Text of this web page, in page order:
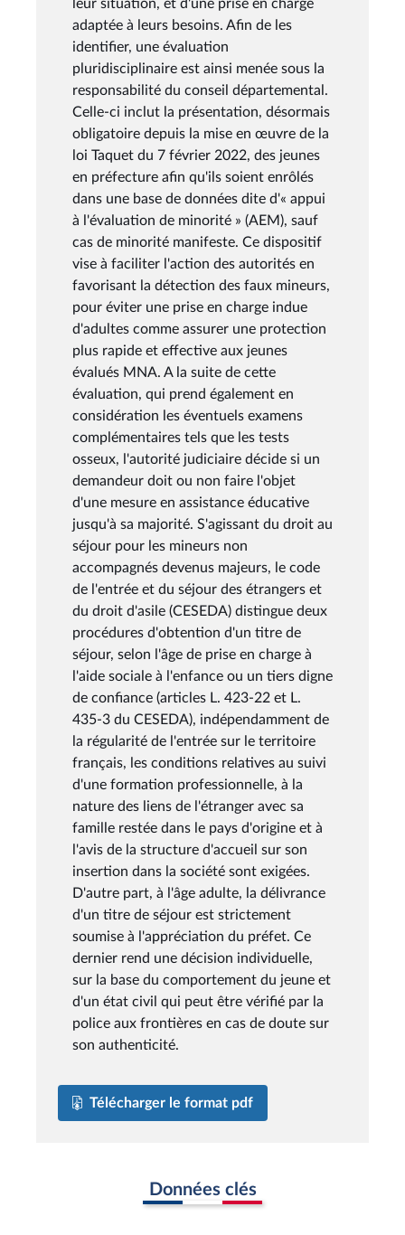
leur situation, et d'une prise en charge
adaptée à leurs besoins. Afin de les
identifier, une évaluation
pluridisciplinaire est ainsi menée sous la
responsabilité du conseil départemental.
Celle-ci inclut la présentation, désormais
obligatoire depuis la mise en œuvre de la
loi Taquet du 7 février 2022, des jeunes
en préfecture afin qu'ils soient enrôlés
dans une base de données dite d'« appui
à l'évaluation de minorité » (AEM), sauf
cas de minorité manifeste. Ce dispositif
vise à faciliter l'action des autorités en
favorisant la détection des faux mineurs,
pour éviter une prise en charge indue
d'adultes comme assurer une protection
plus rapide et effective aux jeunes
évalués MNA. A la suite de cette
évaluation, qui prend également en
considération les éventuels examens
complémentaires tels que les tests
osseux, l'autorité judiciaire décide si un
demandeur doit ou non faire l'objet
d'une mesure en assistance éducative
jusqu'à sa majorité. S'agissant du droit au
séjour pour les mineurs non
accompagnés devenus majeurs, le code
de l'entrée et du séjour des étrangers et
du droit d'asile (CESEDA) distingue deux
procédures d'obtention d'un titre de
séjour, selon l'âge de prise en charge à
l'aide sociale à l'enfance ou un tiers digne
de confiance (articles L. 423-22 et L.
435-3 du CESEDA), indépendamment de
la régularité de l'entrée sur le territoire
français, les conditions relatives au suivi
d'une formation professionnelle, à la
nature des liens de l'étranger avec sa
famille restée dans le pays d'origine et à
l'avis de la structure d'accueil sur son
insertion dans la société sont exigées.
D'autre part, à l'âge adulte, la délivrance
d'un titre de séjour est strictement
soumise à l'appréciation du préfet. Ce
dernier rend une décision individuelle,
sur la base du comportement du jeune et
d'un état civil qui peut être vérifié par la
police aux frontières en cas de doute sur
son authenticité.
Télécharger le format pdf
Données clés